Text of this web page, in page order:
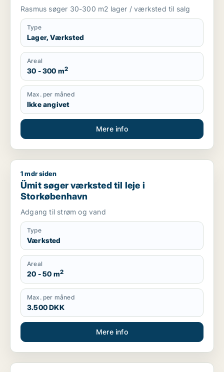
Rasmus søger 30-300 m2 lager / værksted til salg
Type
Lager, Værksted
Areal
30 - 300 m2
Max. per måned
Ikke angivet
Mere info
Ümit søger værksted til leje i Storkøbenhavn
1 mdr siden
Ümit søger værksted til leje i
Storkøbenhavn
Adgang til strøm og vand
Type
Værksted
Areal
20 - 50 m2
Max. per måned
3.500 DKK
Mere info